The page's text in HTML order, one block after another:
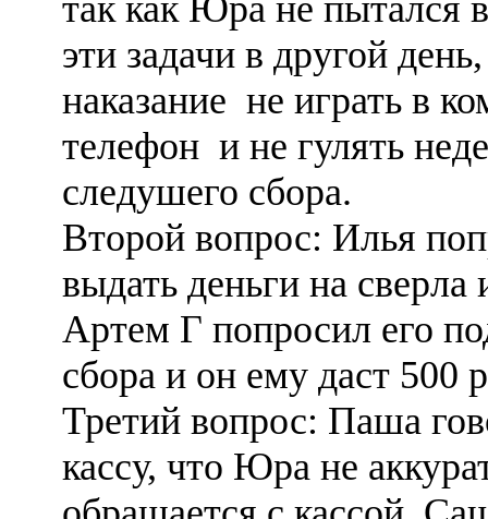
эти задачи в другой
наказание не играть в
телефон и не гулять
следушего сбора.
Второй вопрос: Илья
выдать деньги на сверла
Артем Г попросил его
сбора и он ему даст 500
Третий вопрос: Паша
кассу, что Юра не